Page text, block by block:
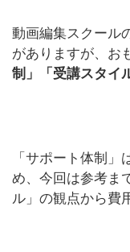
動画編集スクール
がありますが、お
制」「受講スタイ
「サポート体制
め、今回は参考ま
ル」の観点から費